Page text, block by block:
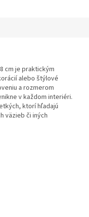
cm je praktickým
alebo štýlové
a rozmerom
v každom interiéri.
ktorí hľadajú
väzieb či iných